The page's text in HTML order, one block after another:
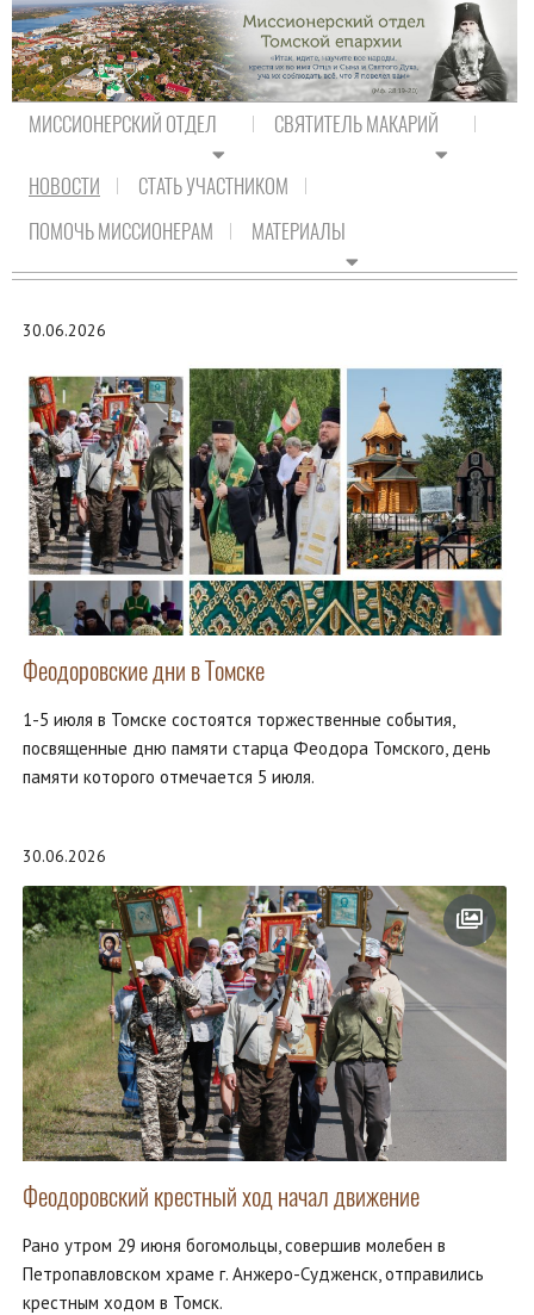
МИССИОНЕРСКИЙ ОТДЕЛ СВЯТИТЕЛЬ МАКАРИЙ
НОВОСТИ
СТАТЬ УЧАСТНИКОМ
ПОМОЧЬ МИССИОНЕРАМ
МАТЕРИАЛЫ
НОВОСТИ ЕПАРХИИ
30.06.2026
Феодоровские дни в Томске
1-5 июля в Томске состоятся торжественные события,
посвященные дню памяти старца Феодора Томского, день
памяти которого отмечается 5 июля.
30.06.2026
Феодоровский крестный ход начал движение
Рано утром 29 июня богомольцы, совершив молебен в
Петропавловском храме г. Анжеро-Судженск, отправились
крестным ходом в Томск.